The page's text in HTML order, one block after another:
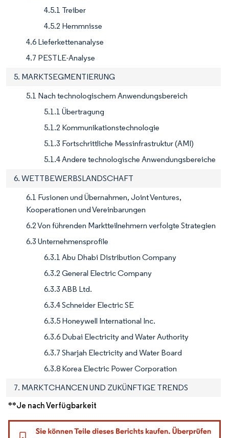
4.5.1 Treiber
4.5.2 Hemmnisse
4.6 Lieferkettenanalyse
4.7 PESTLE-Analyse
5. MARKTSEGMENTIERUNG
5.1 Nach technologischem Anwendungsbereich
5.1.1 Übertragung
5.1.2 Kommunikationstechnologie
5.1.3 Fortschrittliche Messinfrastruktur (AMI)
5.1.4 Andere technologische Anwendungsbereiche
6. WETTBEWERBSLANDSCHAFT
6.1 Fusionen und Übernahmen, Joint Ventures,
Kooperationen und Vereinbarungen
6.2 Von führenden Marktteilnehmern verfolgte Strategien
6.3 Unternehmensprofile
6.3.1 Abu Dhabi Distribution Company
6.3.2 General Electric Company
6.3.3 ABB Ltd.
6.3.4 Schneider Electric SE
6.3.5 Honeywell International Inc.
6.3.6 Dubai Electricity and Water Authority
6.3.7 Sharjah Electricity and Water Board
6.3.8 Korea Electric Power Corporation
7. MARKTCHANCEN UND ZUKÜNFTIGE TRENDS
**Je nach Verfügbarkeit